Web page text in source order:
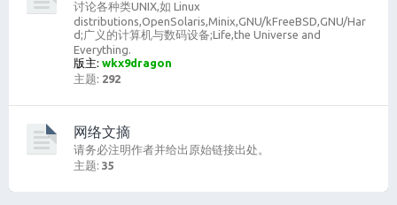
讨论各种类UNIX,如 Linux
distributions,OpenSolaris,Minix,GNU/kFreeBSD,GNU/Har
d;广义的计算机与数码设备;Life,the Universe and
Everything.
版主: wkx9dragon
主题: 292
网络文摘
请务必注明作者并给出原始链接出处。
主题: 35